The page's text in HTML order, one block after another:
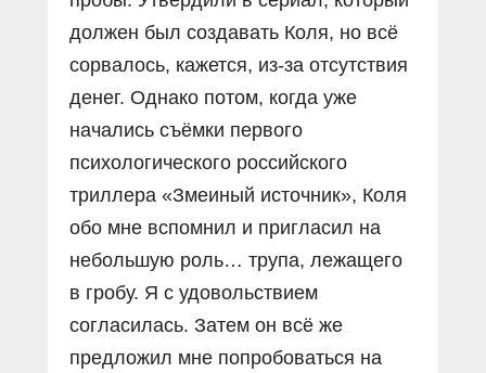
должен был создавать Коля, но всё
сорвалось, кажется, из-за отсутствия
денег. Однако потом, когда уже
начались съёмки первого
психологического российского
триллера «Змеиный источник», Коля
обо мне вспомнил и пригласил на
небольшую роль… трупа, лежащего
в гробу. Я с удовольствием
согласилась. Затем он всё же
предложил мне попробоваться на